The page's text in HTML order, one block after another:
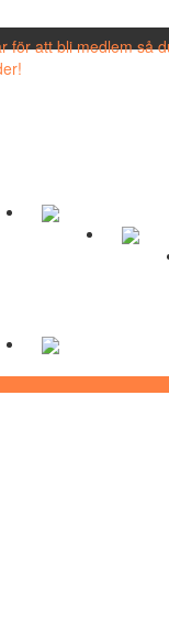
för att bli medlem så